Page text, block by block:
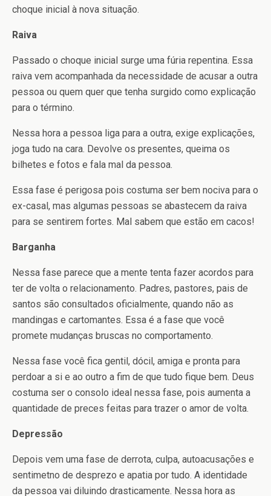
choque inicial à nova situação.
Raiva
Passado o choque inicial surge uma fúria repentina. Essa
raiva vem acompanhada da necessidade de acusar a outra
pessoa ou quem quer que tenha surgido como explicação
para o término.
Nessa hora a pessoa liga para a outra, exige explicações,
joga tudo na cara. Devolve os presentes, queima os
bilhetes e fotos e fala mal da pessoa.
Essa fase é perigosa pois costuma ser bem nociva para o
ex-casal, mas algumas pessoas se abastecem da raiva
para se sentirem fortes. Mal sabem que estão em cacos!
Barganha
Nessa fase parece que a mente tenta fazer acordos para
ter de volta o relacionamento. Padres, pastores, pais de
santos são consultados oficialmente, quando não as
mandingas e cartomantes. Essa é a fase que você
promete mudanças bruscas no comportamento.
Nessa fase você fica gentil, dócil, amiga e pronta para
perdoar a si e ao outro a fim de que tudo fique bem. Deus
costuma ser o consolo ideal nessa fase, pois aumenta a
quantidade de preces feitas para trazer o amor de volta.
Depressão
Depois vem uma fase de derrota, culpa, autoacusações e
sentimetno de desprezo e apatia por tudo. A identidade
da pessoa vai diluindo drasticamente. Nessa hora as